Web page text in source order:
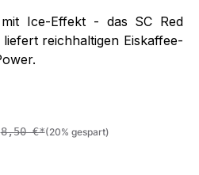
Ice-Effekt - das SC Red
reichhaltigen Eiskaffee-
8,50 €*(20% gespart)